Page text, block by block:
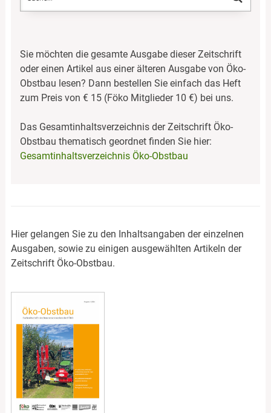
Sie möchten die gesamte Ausgabe dieser Zeitschrift
oder einen Artikel aus einer älteren Ausgabe von Öko-
Obstbau lesen? Dann bestellen Sie einfach das Heft
zum Preis von € 15 (Föko Mitglieder 10 €) bei uns.
Das Gesamtinhaltsverzeichnis der Zeitschrift Öko-
Obstbau thematisch geordnet finden Sie hier:
Gesamtinhaltsverzeichnis Öko-Obstbau
Hier gelangen Sie zu den Inhaltsangaben der einzelnen
Ausgaben, sowie zu einigen ausgewählten Artikeln der
Zeitschrift Öko-Obstbau.